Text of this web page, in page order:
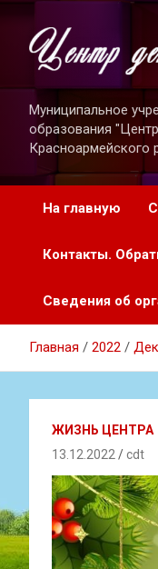
содержимому
Муниципальное
образования
Красноармейского
На главную
Контакты.
Сведения об
Главная 2022
ЖИЗНЬ ЦЕНТРА
13.12.2022
cdt